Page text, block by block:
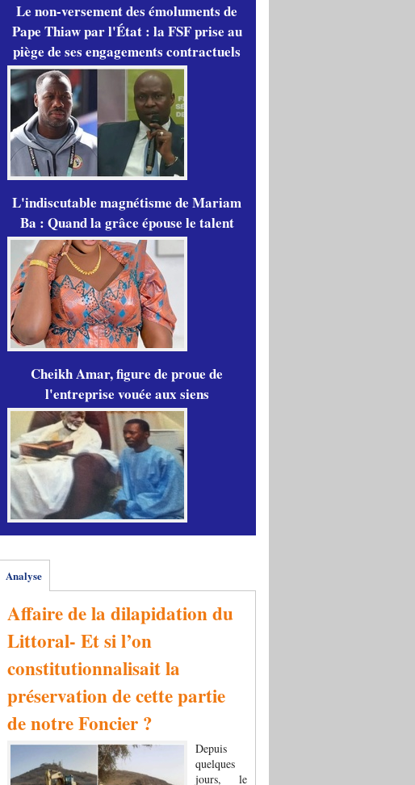
Le non-versement des émoluments de
Pape Thiaw par l'État : la FSF prise au
piège de ses engagements contractuels
L'indiscutable magnétisme de Mariam
Ba : Quand la grâce épouse le talent
Cheikh Amar, figure de proue de
l'entreprise vouée aux siens
Analyse
Affaire de la dilapidation du
Littoral- Et si l’on
constitutionnalisait la
préservation de cette partie
de notre Foncier ?
Depuis
quelques
jours, le